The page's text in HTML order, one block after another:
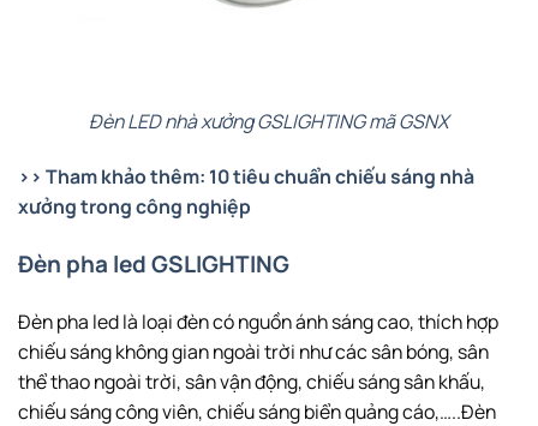
Đèn LED nhà xưởng GSLIGHTING mã GSNX
>> Tham khảo thêm: 10 tiêu chuẩn chiếu sáng nhà
xưởng trong công nghiệp
Đèn pha led GSLIGHTING
Đèn pha led là loại đèn có nguồn ánh sáng cao, thích hợp
chiếu sáng không gian ngoài trời như các sân bóng, sân
thể thao ngoài trời, sân vận động, chiếu sáng sân khấu,
chiếu sáng công viên, chiếu sáng biển quảng cáo,…..Đèn